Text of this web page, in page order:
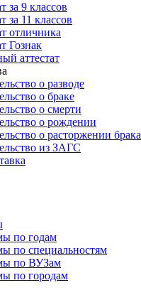
за 9 классов
за 11 классов
отличника
Гознак
аттестат
о разводе
о браке
о смерти
о рождении
о расторжении брака
из ЗАГС
по годам
по специальностям
по ВУЗам
по городам